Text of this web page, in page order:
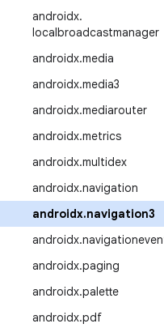
androidx.
localbroadcastmanager
androidx.media
androidx.media3
androidx.mediarouter
androidx.metrics
androidx.multidex
androidx.navigation
androidx.navigation3
androidx.
androidx.paging
androidx.palette
androidx.pdf